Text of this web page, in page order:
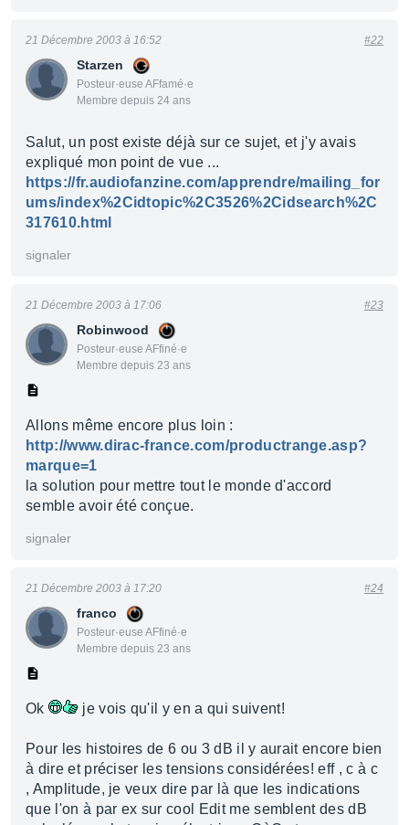
Starzen
Posteur·euse AFfamé·e
Membre depuis 24 ans
21 Décembre 2003 à 16:52 #22
Salut, un post existe déjà sur ce sujet, et j'y avais
expliqué mon point de vue ...
https://fr.audiofanzine.com/apprendre/mailing_for
ums/index%2Cidtopic%2C3526%2Cidsearch%2C
317610.html
signaler
Robinwood
Posteur·euse AFfiné·e
Membre depuis 23 ans
21 Décembre 2003 à 17:06 #23
Allons même encore plus loin :
http://www.dirac-france.com/productrange.asp?
marque=1
la solution pour mettre tout le monde d'accord
semble avoir été conçue.
signaler
franco
Posteur·euse AFfiné·e
Membre depuis 23 ans
21 Décembre 2003 à 17:20 #24
Ok je vois qu'il y en a qui suivent!
Pour les histoires de 6 ou 3 dB il y aurait encore bien
à dire et préciser les tensions considérées! eff , c à c
, Amplitude, je veux dire par là que les indications
que l'on à par ex sur cool Edit me semblent des dB